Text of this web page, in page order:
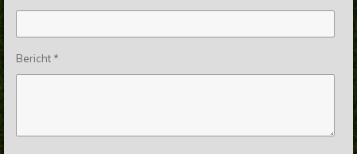
Bericht *